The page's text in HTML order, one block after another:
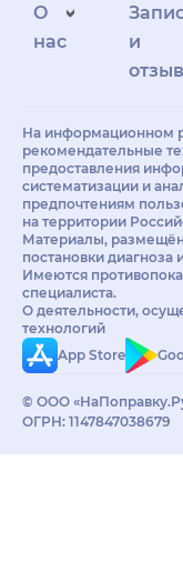
О
нас
и
На информационном
рекомендательные
предоставления
систематизации и
предпочтениям
на территории
Материалы,
постановки
Имеются
специалиста.
О деятельности,
технологий
App Store
© ООО
ОГРН: 1147847038679